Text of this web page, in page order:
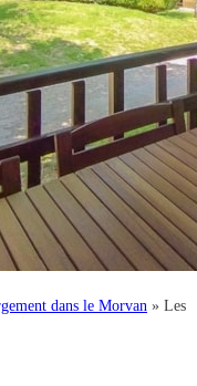
dans le Morvan » Les